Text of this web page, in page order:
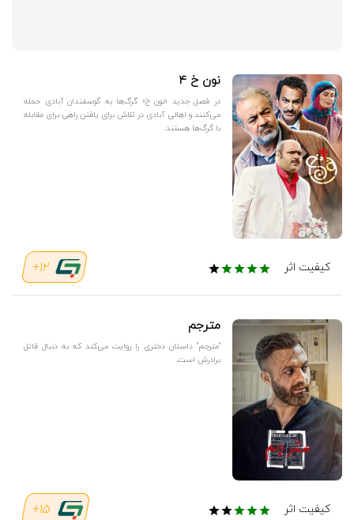
نون خ ۴
در فصل جدید «نون خ» گرگ‌ها به گوسفندان آبادی حمله
می‌کنند و اهالی آبادی در تلاش برای یافتن راهی برای مقابله
با گرگ‌ها هستند.
کیفیت اثر 12+
مترجم
"مترجم" داستان دختری را روایت می‌کند که به دنبال قاتل
برادرش است.
کیفیت اثر 15+